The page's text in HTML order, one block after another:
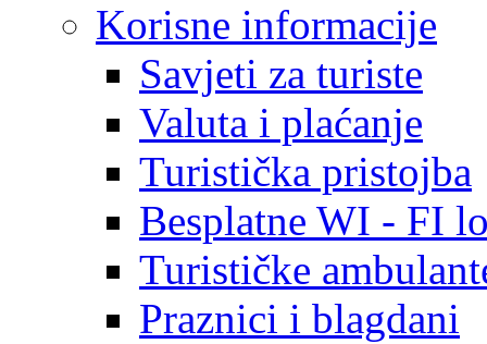
Korisne informacije
Savjeti za turiste
Valuta i plaćanje
Turistička pristojba
Besplatne WI - FI
Turističke
Praznici i blagdani